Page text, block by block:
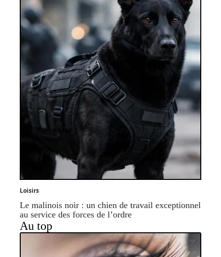
Loisirs
Le malinois noir : un chien de travail exceptionnel
au service des forces de l’ordre
Au top